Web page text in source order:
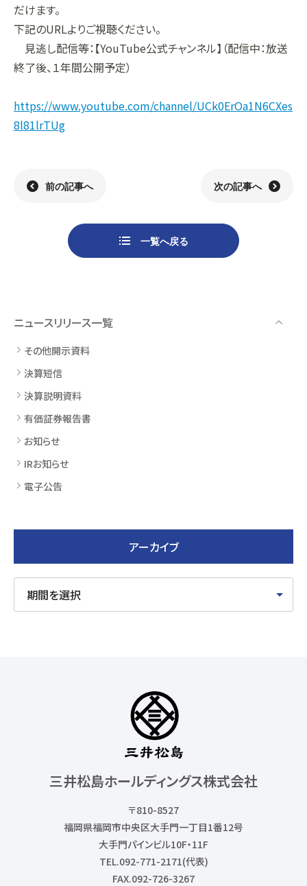
だけます。
下記のURLよりご視聴ください。
見逃し配信等：【YouTube公式チャンネル】（配信中：放送
終了後、１年間公開予定）
https://www.youtube.com/channel/UCk0ErOa1N6CXes
8l81lrTUg
前の記事へ 次の記事へ
一覧へ戻る
ニュースリリース一覧
その他開示資料
決算短信
決算説明資料
有価証券報告書
お知らせ
IRお知らせ
電子公告
アーカイブ
三井松島ホールディングス株式会社
〒810-8527
福岡県福岡市中央区大手門一丁目1番12号
大手門パインビル10F・11F
TEL.092-771-2171(代表)
FAX.092-726-3267